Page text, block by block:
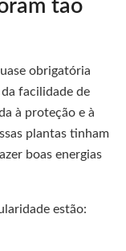
tão
obrigatória
facilidade de
à proteção e à
plantas tinham
boas energias
estão: